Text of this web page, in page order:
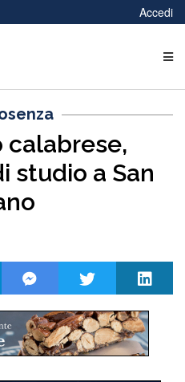
Accedi
calabrese,
studio a San